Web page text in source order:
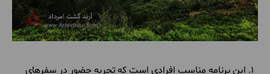
این برنامه مناسب افرادی است که تجربه حضور در سفرهای